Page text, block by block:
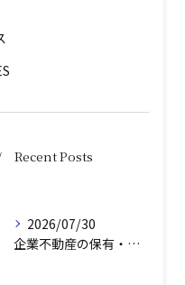
Recent Posts
2026/07/30
企業不動産の保有・活用・売却・組み換えをどう比較するか｜CRE戦略の8つの評価軸